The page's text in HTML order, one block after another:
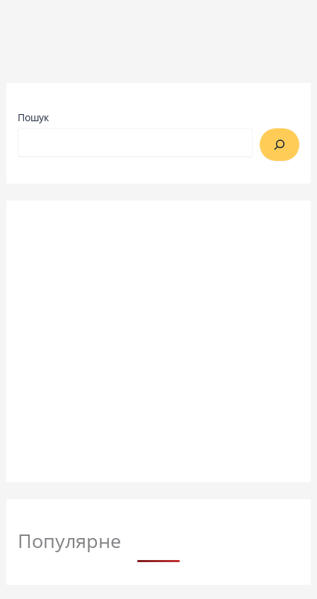
Пошук
Популярне